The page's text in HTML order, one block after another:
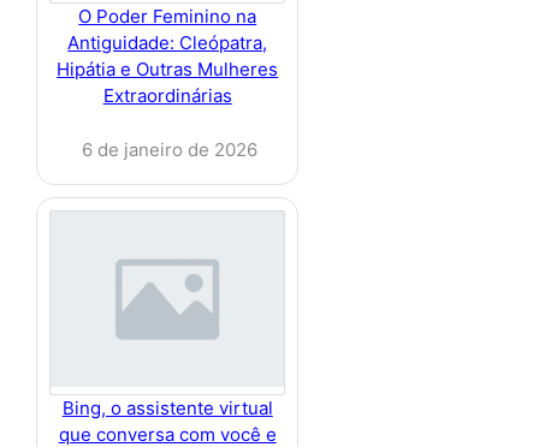
O Poder Feminino na
Antiguidade: Cleópatra,
Hipátia e Outras Mulheres
Extraordinárias
6 de janeiro de 2026
Bing, o assistente virtual
que conversa com você e